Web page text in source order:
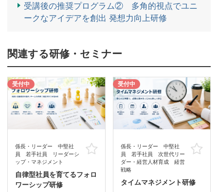
受講後の推奨プログラム② 多角的視点でユニ
ークなアイデアを創出 発想力向上研修
関連する研修・セミナー
受付中
係長・リーダー 中堅社
員 若手社員 リーダーシ
ップ・マネジメント
お気に入り
自律型社員を育てるフォロ
ワーシップ研修
受付中
係長・リーダー 中堅社
員 若手社員 次世代リー
ダー・経営人材育成 経営
戦略
タイムマネジメント研修